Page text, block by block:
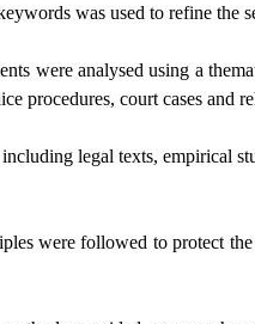
was used to refine the
were analysed using a
procedures, court cases and
legal texts, empirical
were followed to protect